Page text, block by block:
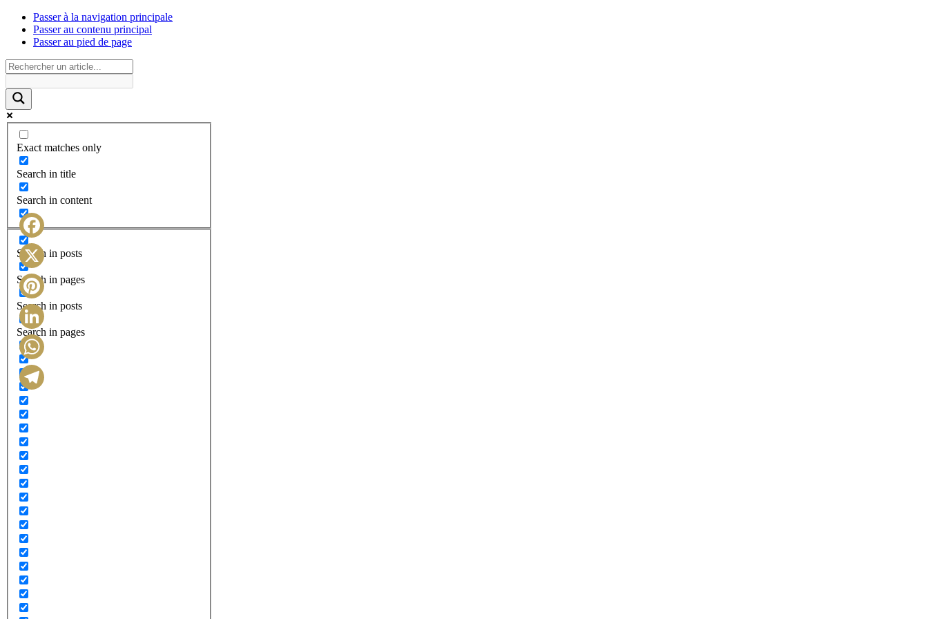
Passer à la navigation principale
Passer au contenu principal
Passer au pied de page
Exact matches only
Search in title
Search in content
Search in posts
Search in pages
Search in posts
Search in pages
Facebook
X
Pinterest
LinkedIn
WhatsApp
Telegram